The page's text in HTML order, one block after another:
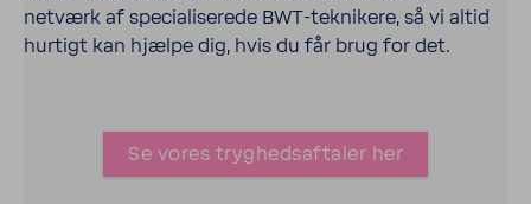
netværk af specialis­erede BWT-​teknikere, så vi altid
hurtigt kan hjælpe dig, hvis du får brug for det.
Se vores tryghedsaftaler her